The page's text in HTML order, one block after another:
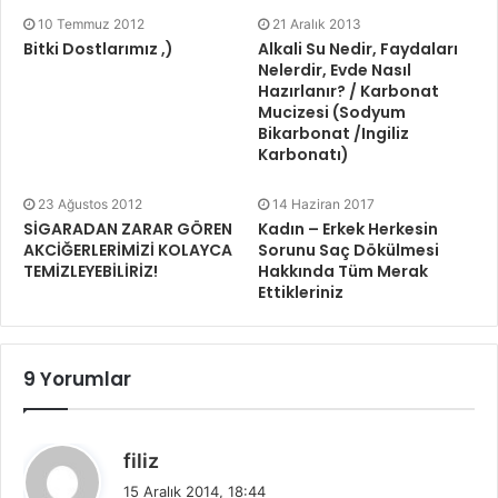
10 Temmuz 2012
Bitki Dostlarımız ,)
21 Aralık 2013
Alkali Su Nedir, Faydaları
Nelerdir, Evde Nasıl
Hazırlanır? / Karbonat
Mucizesi (Sodyum
Bikarbonat /Ingiliz
Karbonatı)
23 Ağustos 2012
SİGARADAN ZARAR GÖREN
AKCİĞERLERİMİZİ KOLAYCA
TEMİZLEYEBİLİRİZ!
14 Haziran 2017
Kadın – Erkek Herkesin
Sorunu Saç Dökülmesi
Hakkında Tüm Merak
Ettikleriniz
9 Yorumlar
filiz
15 Aralık 2014, 18:44